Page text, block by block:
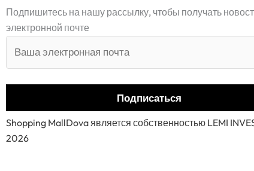
Подпишитесь на нашу рассылку, чтобы получать
электронной почте
Shopping MallDova является собственностью LEMI
2026